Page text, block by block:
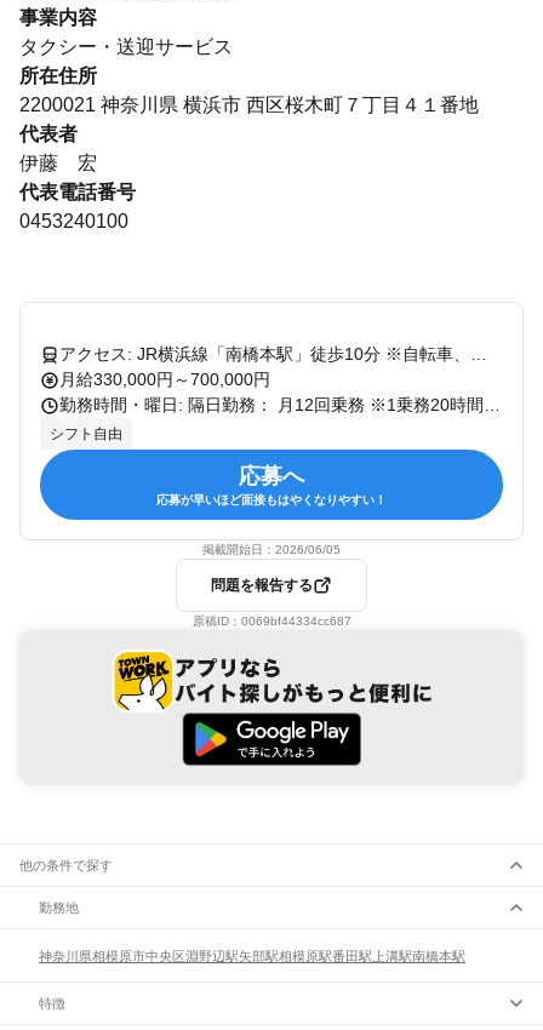
事業内容
タクシー・送迎サービス
所在住所
2200021 神奈川県 横浜市 西区桜木町７丁目４１番地
代表者
伊藤 宏
代表電話番号
0453240100
月給330,000円～700,000円
シフト自由
応募へ
応募が早いほど面接もはやくなりやすい！
掲載開始日： 2026/06/05
問題を報告する
原稿ID： 0069bf44334cc687
他の条件で探す
勤務地
神奈川県相模原市中央区淵野辺駅矢部駅相模原駅番田駅 上溝駅南橋本駅
特徴